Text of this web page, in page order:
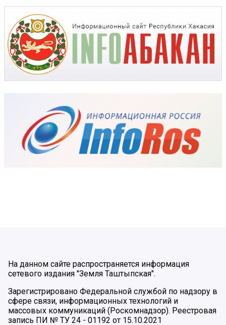
На данном сайте распространяется информация
сетевого издания "Земля Таштыпская".
Зарегистрировано Федеральной службой по надзору в
сфере связи, информационных технологий и
массовых коммуникаций (Роскомнадзор). Реестровая
запись ПИ № ТУ 24 - 01192 от 15.10.2021